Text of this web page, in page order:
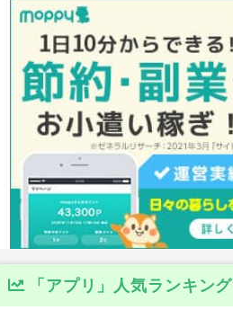
「アプリ」人気ランキング